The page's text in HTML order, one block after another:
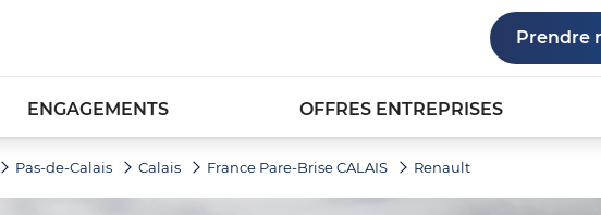
Prendre
ENGAGEMENTS OFFRES ENTREPRISES
Pas-de-Calais Calais France Pare-Brise CALAIS Renault